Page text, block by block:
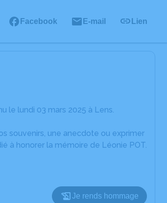
Facebook E-mail Lien
le lundi 03 mars 2025 à Lens.
souvenirs, une anecdote ou exprimer
à honorer la mémoire de Léonie POT.
Je rends hommage